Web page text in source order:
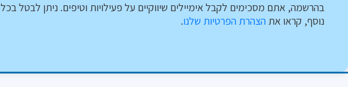
בהרשמה, אתם מסכימים לקבל אימיילים שיווקיים על פעילויות וטיפים. ניתן לבטל
נוסף, קראו את הצהרת הפרטיות שלנו.